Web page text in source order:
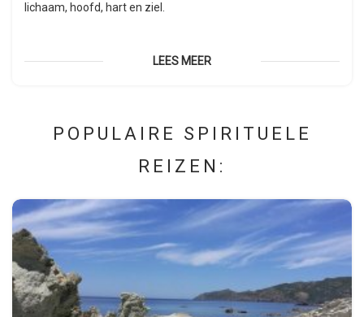
lichaam, hoofd, hart en ziel.
LEES MEER
POPULAIRE SPIRITUELE
REIZEN: